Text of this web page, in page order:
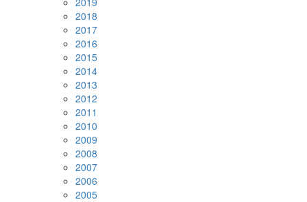
2018
2017
2016
2015
2014
2013
2012
2011
2010
2009
2008
2007
2006
2005